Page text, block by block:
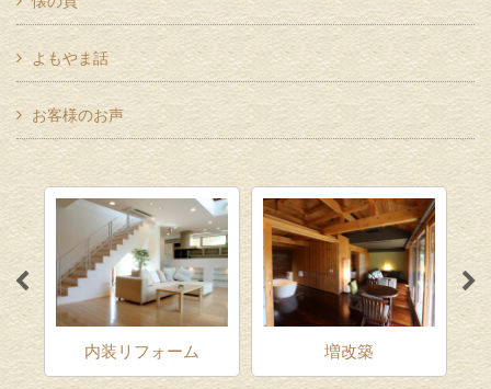
よもやま話
お客様のお声
内装リフォーム 増改築